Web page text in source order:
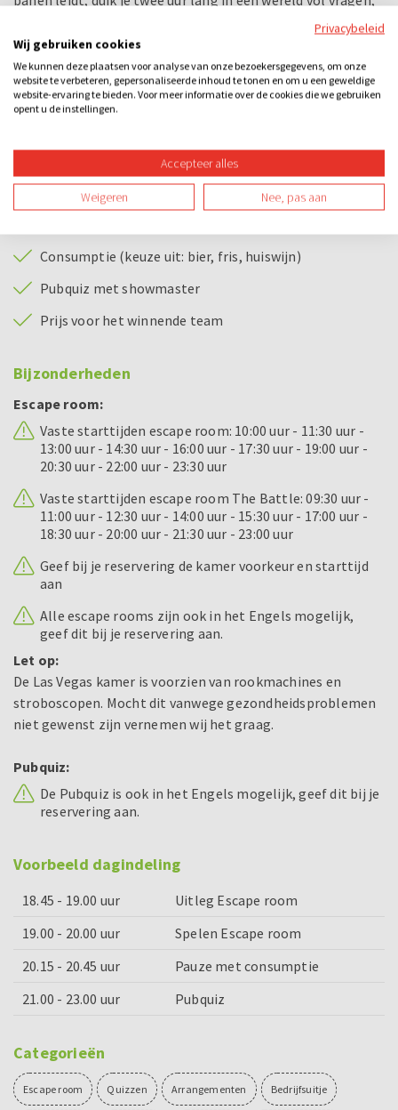
uitdagingen en plezier. In teams wordt er niet alleen
gelachen, maar ook gestreden.
Wie o wie gaat er met de hoofdprijs vandoor?
Aan het einde van de quiz zien we wie bovenaan eindigt.
klaar voor een onvergetelijke avond.
Bij dit uitje inbegrepen
Consumptie (keuze uit: bier, fris, huiswijn)
Pubquiz met showmaster
Prijs voor het winnende team
Bijzonderheden
Escape room:
Vaste starttijden escape room: 10:00 uur - 11:30 uur -
13:00 uur - 14:30 uur - 16:00 uur - 17:30 uur - 19:00 uur -
20:30 uur - 22:00 uur - 23:30 uur
Vaste starttijden escape room The Battle: 09:30 uur -
11:00 uur - 12:30 uur - 14:00 uur - 15:30 uur - 17:00 uur -
18:30 uur - 20:00 uur - 21:30 uur - 23:00 uur
Geef bij je reservering de kamer voorkeur en starttijd
aan
Alle escape rooms zijn ook in het Engels mogelijk,
geef dit bij je reservering aan.
Let op:
De Las Vegas kamer is voorzien van rookmachines en
stroboscopen. Mocht dit vanwege gezondheidsproblemen
niet gewenst zijn vernemen wij het graag.
Pubquiz:
De Pubquiz is ook in het Engels mogelijk, geef dit bij je
reservering aan.
Voorbeeld dagindeling
18.45 - 19.00 uur
Uitleg Escape room
19.00 - 20.00 uur
Spelen Escape room
20.15 - 20.45 uur
Pauze met consumptie
21.00 - 23.00 uur
Pubquiz
Categorieën
Escape room Quizzen Arrangementen Bedrijfsuitje
Privacybeleid
Wij gebruiken cookies
We kunnen deze plaatsen voor analyse van onze bezoekersgegevens, om onze
website te verbeteren, gepersonaliseerde inhoud te tonen en om u een geweldige
website-ervaring te bieden. Voor meer informatie over de cookies die we gebruiken
opent u de instellingen.
Accepteer alles
Weigeren Nee, pas aan